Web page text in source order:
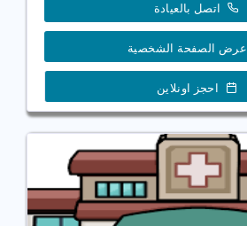
اتصل بالعيادة
عرض الصفحة الشخصية
احجز اونلاين